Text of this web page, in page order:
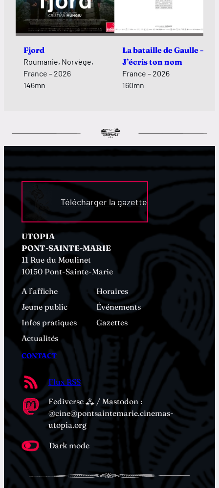
Fjord
Roumanie, Norvège,
France – 2026
146mn
La bataille de Gaulle –
J’écris ton nom
France – 2026
160mn
Télécharger la gazette
UTOPIA
PONT-SAINTE-MARIE
11 Rue du Moulinet
10150 Pont-Sainte-Marie
A l’affiche
Horaires
Jeune public
Événements
Infos pratiques
Gazettes
Actualités
CONTACT
Flux RSS
Fediverse ⁂ / Mastodon :
@cine@pontsaintemarie.cinemas-
utopia.org
Dark mode